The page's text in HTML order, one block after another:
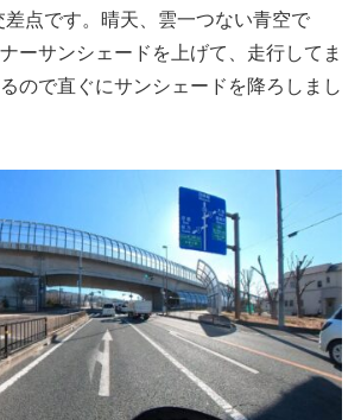
点です。晴天、雲一つない青空で
ーサンシェードを上げて、走行してま
ので直ぐにサンシェードを降ろしまし